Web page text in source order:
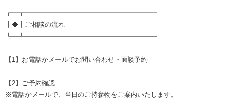
┏━┳━━━━━━━━━━━━━━━━━━━━
┃◆┃ご相談の流れ
┗━┻━━━━━━━━━━━━━━━━━━━━
【1】お電話かメールでお問い合わせ・面談予約
【2】ご予約確認
※電話かメールで、当日のご持参物をご案内いたします。